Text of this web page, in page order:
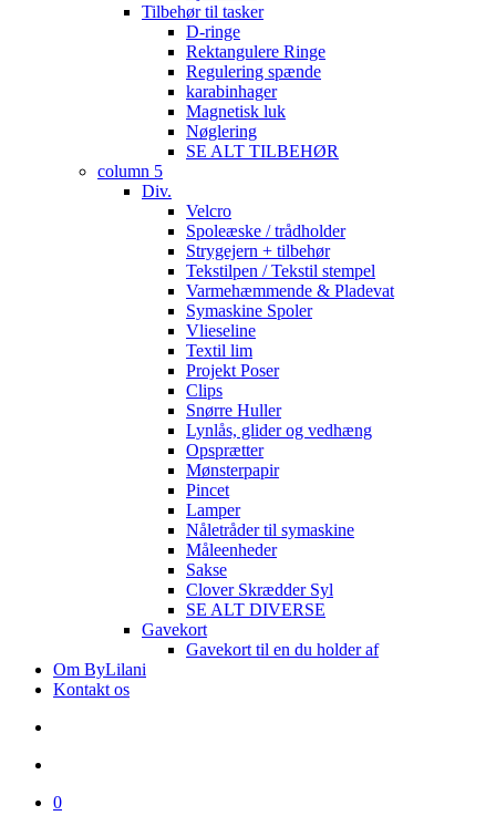
Tilbehør til tasker
D-ringe
Rektangulere Ringe
Regulering spænde
karabinhager
Magnetisk luk
Nøglering
SE ALT TILBEHØR
column 5
Div.
Velcro
Spoleæske / trådholder
Strygejern + tilbehør
Tekstilpen / Tekstil stempel
Varmehæmmende & Pladevat
Symaskine Spoler
Vlieseline
Textil lim
Projekt Poser
Clips
Snørre Huller
Lynlås, glider og vedhæng
Opsprætter
Mønsterpapir
Pincet
Lamper
Nåletråder til symaskine
Måleenheder
Sakse
Clover Skrædder Syl
SE ALT DIVERSE
Gavekort
Gavekort til en du holder af
Om ByLilani
Kontakt os
0